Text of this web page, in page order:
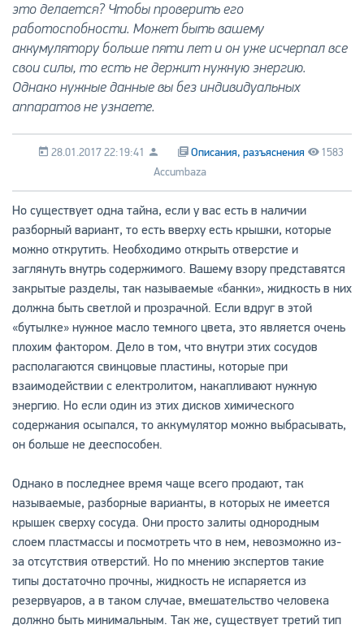
КОНТАКТЫ
это делается? Чтобы проверить его
работоспобности. Может быть вашему
аккумулятору больше пяти лет и он уже исчерпал все
свои силы, то есть не держит нужную энергию.
Однако нужные данные вы без индивидуальных
аппаратов не узнаете.
Описания, разъяснения 1583
28.01.2017 22:19:41
Accumbaza
Но существует одна тайна, если у вас есть в наличии
разборный вариант, то есть вверху есть крышки, которые
можно открутить. Необходимо открыть отверстие и
заглянуть внутрь содержимого. Вашему взору представятся
закрытые разделы, так называемые «банки», жидкость в них
должна быть светлой и прозрачной. Если вдруг в этой
«бутылке» нужное масло темного цвета, это является очень
плохим фактором. Дело в том, что внутри этих сосудов
располагаются свинцовые пластины, которые при
взаимодействии с електролитом, накапливают нужную
энергию. Но если один из этих дисков химического
содержания осыпался, то аккумулятор можно выбрасывать,
он больше не дееспособен.
Однако в последнее время чаще всего продают, так
называемые, разборные варианты, в которых не имеется
крышек сверху сосуда. Они просто залиты однородным
слоем пластмассы и посмотреть что в нем, невозможно из-
за отсутствия отверстий. Но по мнению экспертов такие
типы достаточно прочны, жидкость не испаряется из
резервуаров, а в таком случае, вмешательство человека
должно быть минимальным. Так же, существует третий тип